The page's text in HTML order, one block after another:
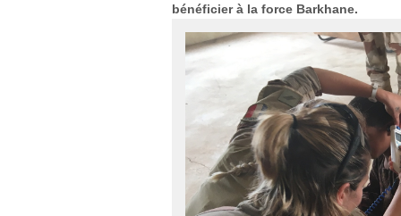
bénéficier à la force Barkhane.